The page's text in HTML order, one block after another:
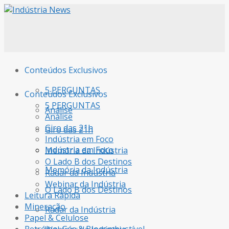
Conteúdos Exclusivos
5 PERGUNTAS
Análise
Giro das 21h
Indústria em Foco
Memória da Indústria
O Lado B dos Destinos
Radar da Indústria
Conteúdos Exclusivos
5 PERGUNTAS
Análise
Giro das 21h
Indústria em Foco
Memória da Indústria
O Lado B dos Destinos
Radar da Indústria
Webinar da Indústria
Leitura Rápida
Mineração
Papel & Celulose